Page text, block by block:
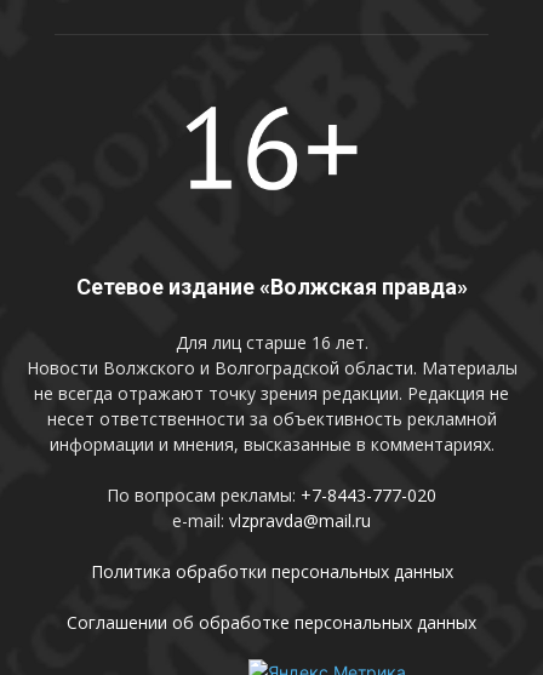
Сетевое издание «Волжская правда»
Для лиц старше 16 лет.
Новости Волжского и Волгоградской области. Материалы
не всегда отражают точку зрения редакции. Редакция не
несет ответственности за объективность рекламной
информации и мнения, высказанные в комментариях.
По вопросам рекламы: +7-8443-777-020
e-mail: vlzpravda@mail.ru
Политика обработки персональных данных
Соглашении об обработке персональных данных